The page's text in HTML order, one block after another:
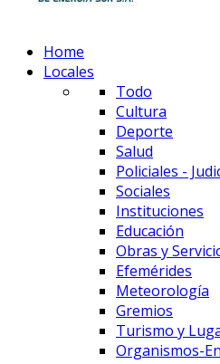
Home
Locales
Todo
Cultura
Deporte
Salud
Policiales -
Sociales
Instituciones
Educación
Obras y
Efemérides
Meteorología
Gremios
Turismo y
Organismos-